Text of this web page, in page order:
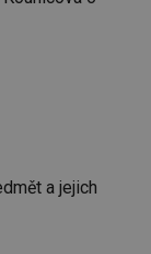
a jejich